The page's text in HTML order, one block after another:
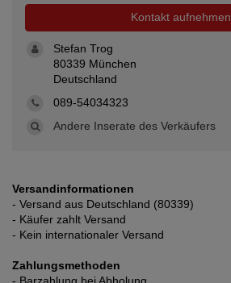
Kontakt aufnehmen
Stefan Trog
80339 München
Deutschland
089-54034323
Andere Inserate des Verkäufers
Versandinformationen
- Versand aus Deutschland (80339)
- Käufer zahlt Versand
- Kein internationaler Versand
Zahlungsmethoden